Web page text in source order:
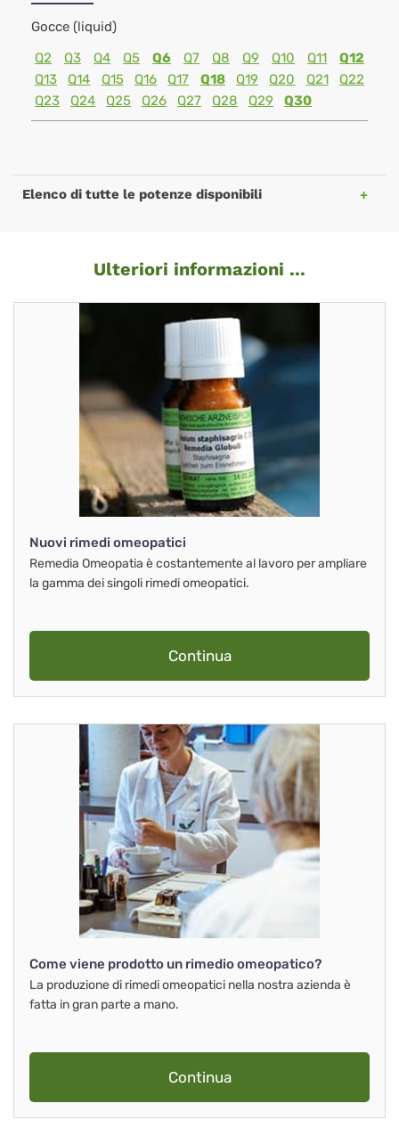
Gocce (liquid)
Q2
Q3 Q4 Q5 Q6 Q7 Q8 Q9 Q10 Q11
Q12
Q13
Q14 Q15 Q16 Q17 Q18 Q19 Q20 Q21
Q22
Q23
Q24 Q25 Q26 Q27 Q28 Q29 Q30
Elenco di tutte le potenze disponibili
Ulteriori informazioni ...
Nuovi rimedi omeopatici
Remedia Omeopatia è costantemente al lavoro per ampliare
la gamma dei singoli rimedi omeopatici.
Continua
Come viene prodotto un rimedio omeopatico?
La produzione di rimedi omeopatici nella nostra azienda è
fatta in gran parte a mano.
Continua